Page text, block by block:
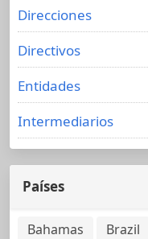
Direcciones
Directivos
Entidades
Intermediarios
Países
Bahamas Brazil